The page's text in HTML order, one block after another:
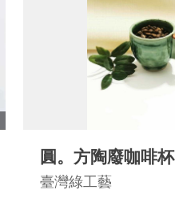
圓。方陶廢咖啡杯
臺灣綠工藝